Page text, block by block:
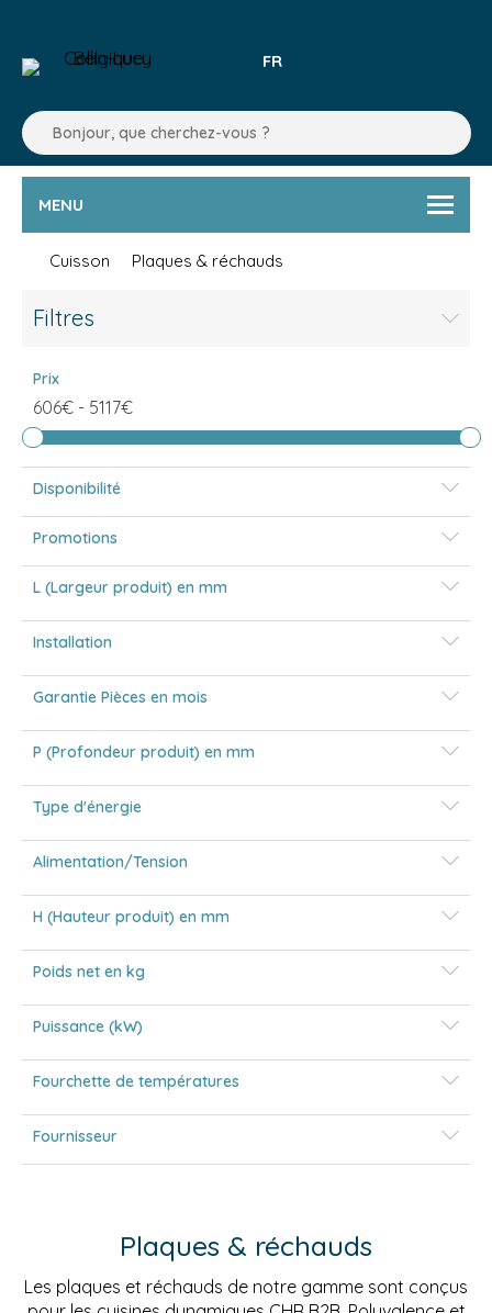
FR
MENU
Cuisson Plaques & réchauds
Filtres
Prix
606€ - 5117€
Disponibilité
Promotions
L (Largeur produit) en mm
Installation
Garantie Pièces en mois
P (Profondeur produit) en mm
Type d'énergie
Alimentation/Tension
H (Hauteur produit) en mm
Poids net en kg
Puissance (kW)
Fourchette de températures
Fournisseur
Plaques & réchauds
Les plaques et réchauds de notre gamme sont conçus